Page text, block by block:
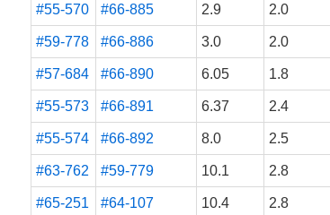
#55-570 #66-885 2.9 2.0
#59-778 #66-886 3.0 2.0
#57-684 #66-890 6.05 1.8
#55-573 #66-891 6.37 2.4
#55-574 #66-892 8.0 2.5
#63-762 #59-779 10.1 2.8
#65-251 #64-107 10.4 2.8